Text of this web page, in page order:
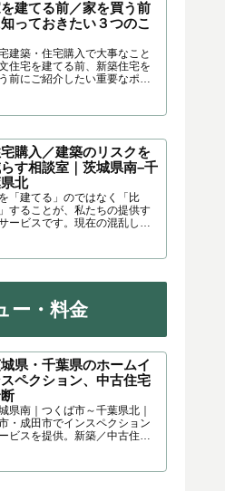
建てる前／家を買う前
っておきたい３つのこ
建築・住宅購入で大事なこと
住宅を建てる前、新築住宅を
前にご紹介したい重要なポイ
店・設計事務所の建物に出会
督・製作を通して様々な角度...
購入／建築のリスクを
す相談室｜茨城県南–千
北
「建てる」のではなく「比
することが、私たちの提供す
ービスです。現在の混乱した
住宅商品の特徴を分かりやす
～千葉県北｜柏市・成田市で
ー・料金
県・千葉県のホームイ
ペクション、中古住宅
県南｜つくば市～千葉県北｜
・成田市でインスペクション
ビスを提供。新築／中古住宅
「見たけど分からない」。こ